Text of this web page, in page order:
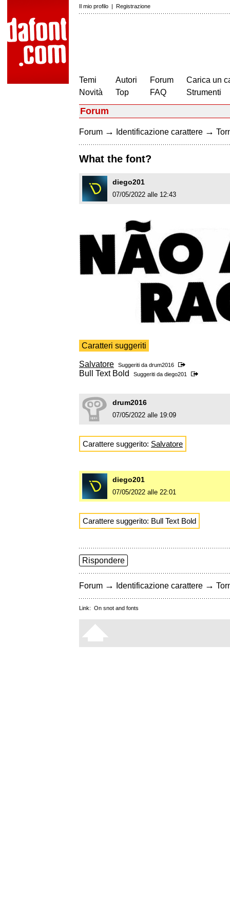
Il mio profilo | Registrazione
Temi
Novità
Autori
Top
Forum
FAQ
Carica un
Strumenti
Forum
Forum → Identificazione carattere →
What the font?
diego201
07/05/2022 alle 12:43
Caratteri suggeriti
Salvatore Suggeriti da drum2016
Bull Text Bold Suggeriti da diego201
drum2016
07/05/2022 alle 19:09
Carattere suggerito: Salvatore
diego201
07/05/2022 alle 22:01
Carattere suggerito: Bull Text Bold
Rispondere
Forum → Identificazione carattere →
Link: On snot and fonts